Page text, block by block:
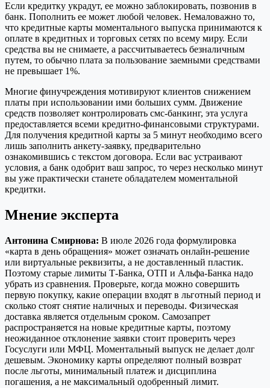
Если кредитку украдут, ее можно заблокировать, позвонив в
банк. Пополнить ее может любой человек. Немаловажно то,
что кредитные карты моментального выпуска принимаются к
оплате в кредитных и торговых сетях по всему миру. Если
средства вы не снимаете, а рассчитываетесь безналичным
путем, то обычно плата за пользование заемными средствами
не превышает 1%.
Многие финучреждения мотивируют клиентов снижением
платы при использовании ими больших сумм. Движение
средств позволяет контролировать смс-банкинг, эта услуга
предоставляется всеми кредитно-финансовыми структурами.
Для получения кредитной карты за 5 минут необходимо всего
лишь заполнить анкету-заявку, предварительно
ознакомившись с текстом договора. Если вас устраивают
условия, а банк одобрит ваш запрос, то через несколько минут
вы уже практически станете обладателем моментальной
кредитки.
Мнение эксперта
Антонина Смирнова: В июле 2026 года формулировка
«карта в день обращения» может означать онлайн-решение
или виртуальные реквизиты, а не доставленный пластик.
Поэтому старые лимиты Т-Банка, ОТП и Альфа-Банка надо
убрать из сравнения. Проверьте, когда можно совершить
первую покупку, какие операции входят в льготный период и
сколько стоят снятие наличных и переводы. Физическая
доставка является отдельным сроком. Самозапрет
распространяется на новые кредитные карты, поэтому
неожиданное отклонение заявки стоит проверить через
Госуслуги или МФЦ. Моментальный выпуск не делает долг
дешевым. Экономику карты определяют полный возврат
после льготы, минимальный платеж и дисциплина
погашения, а не максимальный одобренный лимит.